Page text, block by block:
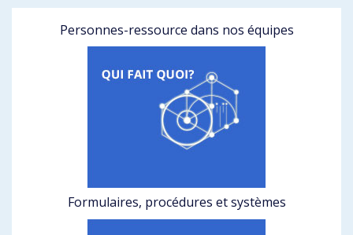
Personnes-ressource dans nos équipes
Formulaires, procédures et systèmes